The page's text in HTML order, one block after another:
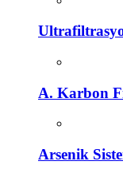
A. Karbon
Arsenik